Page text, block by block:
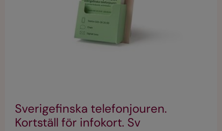
Sverigefinska telefonjouren.
Kortställ för infokort. Sv